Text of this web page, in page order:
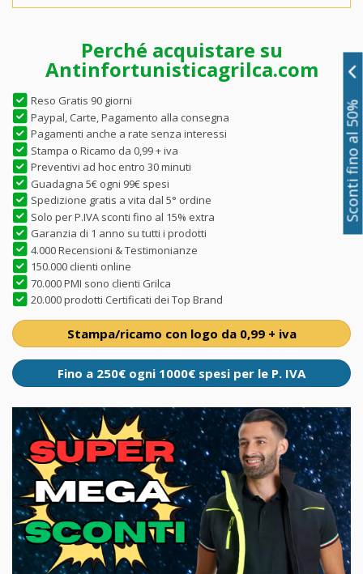
Perché acquistare su
Antinfortunisticagrilca.com
Reso Gratis 90 giorni
Paypal, Carte, Pagamento alla consegna
Pagamenti anche a rate senza interessi
Stampa o Ricamo da 0,99 + iva
Preventivi ad hoc entro 30 minuti
Guadagna 5€ ogni 99€ spesi
Spedizione gratis a vita dal 5° ordine
Solo per P.IVA sconti fino al 15% extra
Garanzia di 1 anno su tutti i prodotti
4.000 Recensioni & Testimonianze
150.000 clienti online
70.000 PMI sono clienti Grilca
20.000 prodotti Certificati dei Top Brand
Stampa/ricamo con logo da 0,99 + iva
Fino a 250€ ogni 1000€ spesi per le P. IVA
Sconti fino al 50%